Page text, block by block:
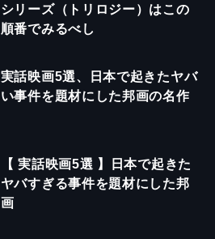
シリーズ（トリロジー）はこの
順番でみるべし
実話映画5選、日本で起きたヤバ
い事件を題材にした邦画の名作
【 実話映画5選 】日本で起きた
ヤバすぎる事件を題材にした邦
画